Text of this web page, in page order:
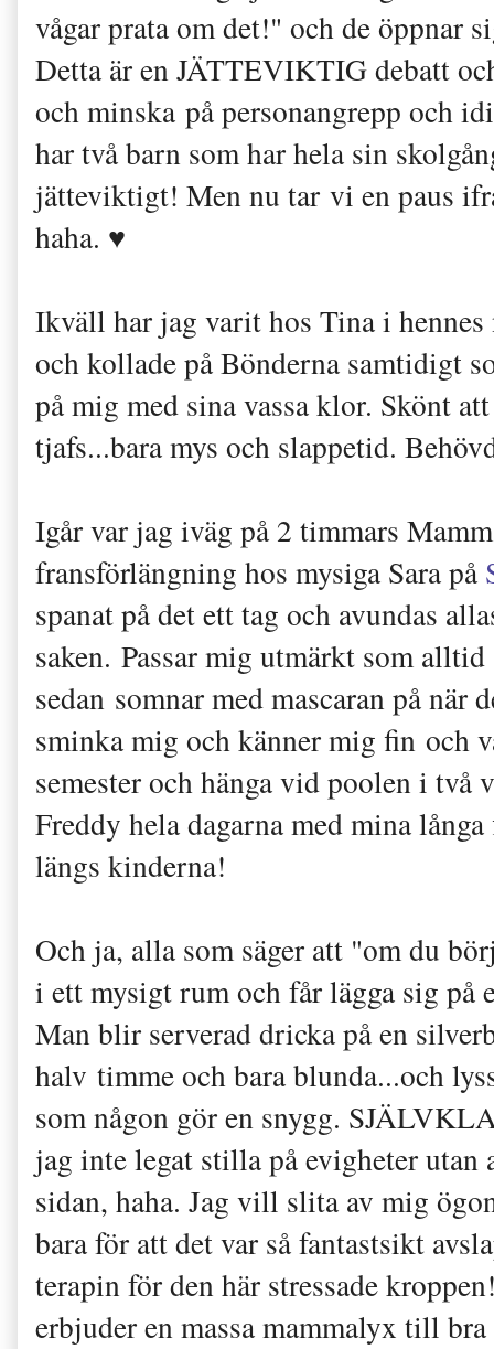
vågar prata om det!" och de öppnar
Detta är en JÄTTEVIKTIG debatt
och minska på personangrepp och
har två barn som har hela sin
jätteviktigt! Men nu tar vi en paus
haha. ♥
Ikväll har jag varit hos Tina i
och kollade på Bönderna samtidigt
på mig med sina vassa klor. Skönt
tjafs...bara mys och slappetid.
Igår var jag iväg på 2 timmars
fransförlängning hos mysiga Sara på
spanat på det ett tag och avundas
saken. Passar mig utmärkt som
sedan somnar med mascaran på
sminka mig och känner mig fin och
semester och hänga vid poolen i två
Freddy hela dagarna med mina
längs kinderna!
Och ja, alla som säger att "om du
i ett mysigt rum och får lägga sig på
Man blir serverad dricka på en
halv timme och bara blunda...och
som någon gör en snygg.
jag inte legat stilla på evigheter
sidan, haha. Jag vill slita av mig
bara för att det var så fantastsikt
terapin för den här stressade
erbjuder en massa mammalyx till